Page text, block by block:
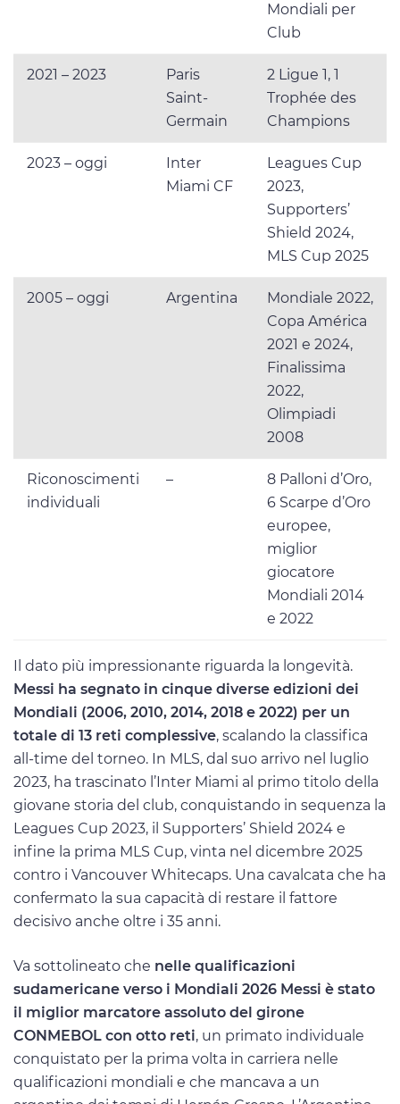
Mondiali per
Club
2021 – 2023
Paris
Saint-
Germain
2 Ligue 1, 1
Trophée des
Champions
2023 – oggi
Inter
Miami CF
Leagues Cup
2023,
Supporters’
Shield 2024,
MLS Cup 2025
2005 – oggi Argentina
Mondiale 2022,
Copa América
2021 e 2024,
Finalissima
2022,
Olimpiadi
2008
Riconoscimenti
individuali
–
8 Palloni d’Oro,
6 Scarpe d’Oro
europee,
miglior
giocatore
Mondiali 2014
e 2022
Il dato più impressionante riguarda la longevità.
Messi ha segnato in cinque diverse edizioni dei
Mondiali (2006, 2010, 2014, 2018 e 2022) per un
totale di 13 reti complessive, scalando la classifica
all-time del torneo. In MLS, dal suo arrivo nel luglio
2023, ha trascinato l’Inter Miami al primo titolo della
giovane storia del club, conquistando in sequenza la
Leagues Cup 2023, il Supporters’ Shield 2024 e
infine la prima MLS Cup, vinta nel dicembre 2025
contro i Vancouver Whitecaps. Una cavalcata che ha
confermato la sua capacità di restare il fattore
decisivo anche oltre i 35 anni.
Va sottolineato che nelle qualificazioni
sudamericane verso i Mondiali 2026 Messi è stato
il miglior marcatore assoluto del girone
CONMEBOL con otto reti, un primato individuale
conquistato per la prima volta in carriera nelle
qualificazioni mondiali e che mancava a un